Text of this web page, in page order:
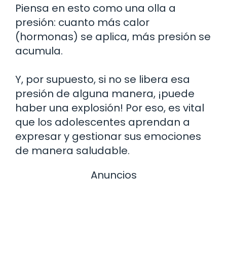
Piensa en esto como una olla a
presión: cuanto más calor
(hormonas) se aplica, más presión se
acumula.
Y, por supuesto, si no se libera esa
presión de alguna manera, ¡puede
haber una explosión! Por eso, es vital
que los adolescentes aprendan a
expresar y gestionar sus emociones
de manera saludable.
Anuncios